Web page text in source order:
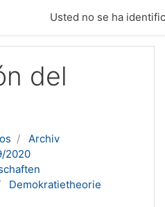
Usted no se ha
del
Archiv
2020
Demokratietheorie